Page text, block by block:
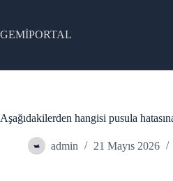
content
GEMİPORTAL
Aşağıdakilerden hangisi pusula
admin 21 Mayıs 2026